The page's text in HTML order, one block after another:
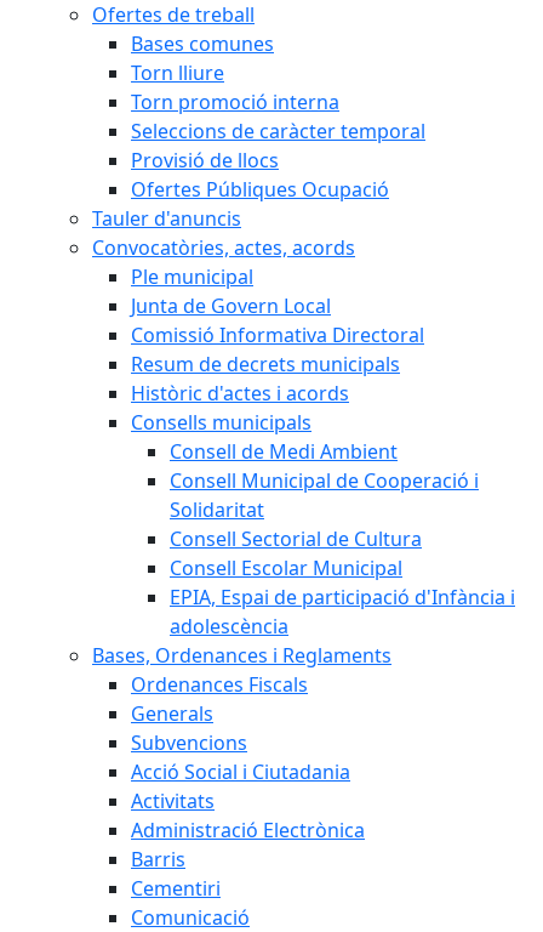
Ofertes de treball
Bases comunes
Torn lliure
Torn promoció interna
Seleccions de caràcter temporal
Provisió de llocs
Ofertes Públiques Ocupació
Tauler d'anuncis
Convocatòries, actes, acords
Ple municipal
Junta de Govern Local
Comissió Informativa Directoral
Resum de decrets municipals
Històric d'actes i acords
Consells municipals
Consell de Medi Ambient
Consell Municipal de Cooperació i
Solidaritat
Consell Sectorial de Cultura
Consell Escolar Municipal
EPIA, Espai de participació d'Infància i
adolescència
Bases, Ordenances i Reglaments
Ordenances Fiscals
Generals
Subvencions
Acció Social i Ciutadania
Activitats
Administració Electrònica
Barris
Cementiri
Comunicació